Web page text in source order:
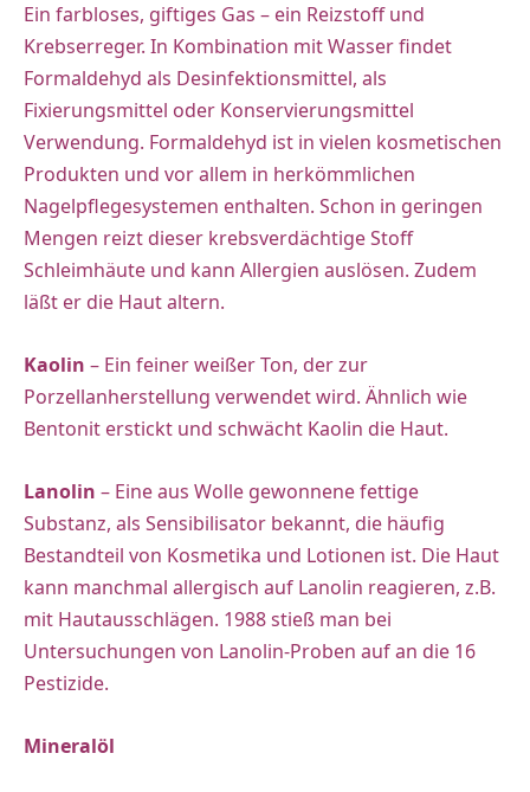
Ein farbloses, giftiges Gas – ein Reizstoff und
Krebserreger. In Kombination mit Wasser findet
Formaldehyd als Desinfektionsmittel, als
Fixierungsmittel oder Konservierungsmittel
Verwendung. Formaldehyd ist in vielen kosmetischen
Produkten und vor allem in herkömmlichen
Nagelpflegesystemen enthalten. Schon in geringen
Mengen reizt dieser krebsverdächtige Stoff
Schleimhäute und kann Allergien auslösen. Zudem
läßt er die Haut altern.
Kaolin – Ein feiner weißer Ton, der zur
Porzellanherstellung verwendet wird. Ähnlich wie
Bentonit erstickt und schwächt Kaolin die Haut.
Lanolin – Eine aus Wolle gewonnene fettige
Substanz, als Sensibilisator bekannt, die häufig
Bestandteil von Kosmetika und Lotionen ist. Die Haut
kann manchmal allergisch auf Lanolin reagieren, z.B.
mit Hautausschlägen. 1988 stieß man bei
Untersuchungen von Lanolin-Proben auf an die 16
Pestizide.
Mineralöl